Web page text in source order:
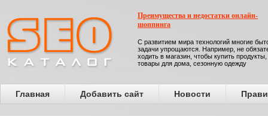
Преимущества и недостатки онлайн-
шоппинга
С развитием мира технологий многие
задачи упрощаются. Например, не
ходить в магазин, чтобы купить продукты,
товары для дома, сезонную одежду
Главная Добавить сайт Новости